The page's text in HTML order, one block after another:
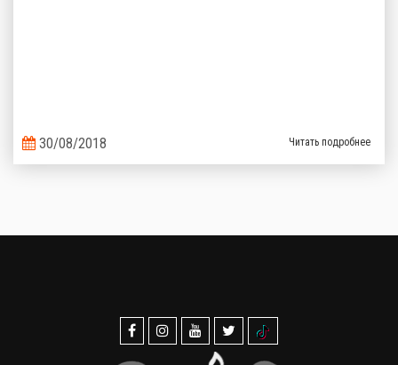
30/08/2018 Читать подробнее